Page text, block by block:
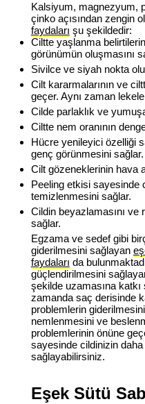
Kalsiyum, magnezyum,
çinko açısından zengin
faydaları şu şekildedir:
Ciltte yaşlanma
görünümün oluşmasını
Sivilce ve siyah nokta
Cilt kararmalarının ve
geçer. Aynı zaman
Cilde parlaklık ve
Ciltte nem oranının
Hücre yenileyici özelliği
genç görünmesini sağlar.
Cilt gözeneklerinin hava
Peeling etkisi sayesinde
temizlenmesini sağlar.
Cildin beyazlamasını ve
sağlar.
Egzama ve sedef gibi
giderilmesini sağlayan
faydaları da
güçlendirilmesini
şekilde uzamasına
zamanda saç derisinde
problemlerin
nemlenmesini ve
problemlerinin önüne
sayesinde cildinizin
sağlayabilirsiniz.
Eşek Sütü